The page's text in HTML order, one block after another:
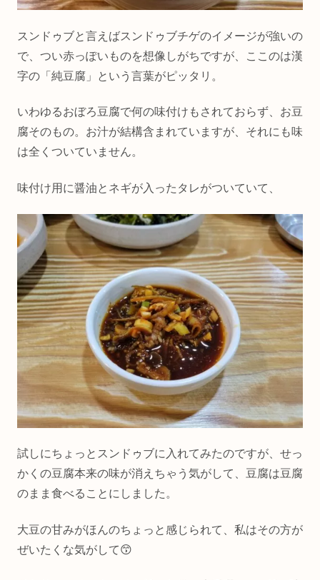
スンドゥブと言えばスンドゥブチゲのイメージが強いの
で、つい赤っぽいものを想像しがちですが、ここのは漢
字の「純豆腐」という言葉がピッタリ。
いわゆるおぼろ豆腐で何の味付けもされておらず、お豆
腐そのもの。お汁が結構含まれていますが、それにも味
は全くついていません。
味付け用に醤油とネギが入ったタレがついていて、
試しにちょっとスンドゥブに入れてみたのですが、せっ
かくの豆腐本来の味が消えちゃう気がして、豆腐は豆腐
のまま食べることにしました。
大豆の甘みがほんのちょっと感じられて、私はその方が
ぜいたくな気がして😙